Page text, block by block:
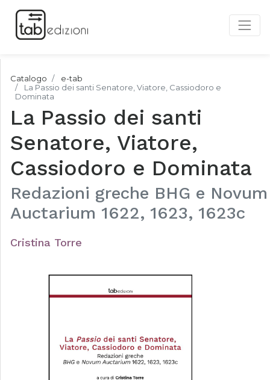
Catalogo
e-tab
La Passio dei santi Senatore, Viatore, Cassiodoro e
Dominata
La Passio dei santi
Senatore, Viatore,
Cassiodoro e Dominata
Redazioni greche BHG e Novum
Auctarium 1622, 1623, 1623c
Cristina Torre